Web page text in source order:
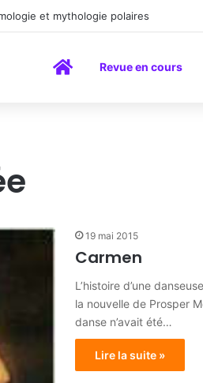
: la peinture comme un art du lien
AccueilRevue en cours
19 mai 2015
Carmen
L’histoire d’une
la nouvelle de Prosper
danse n’avait été…
Lire la suite »